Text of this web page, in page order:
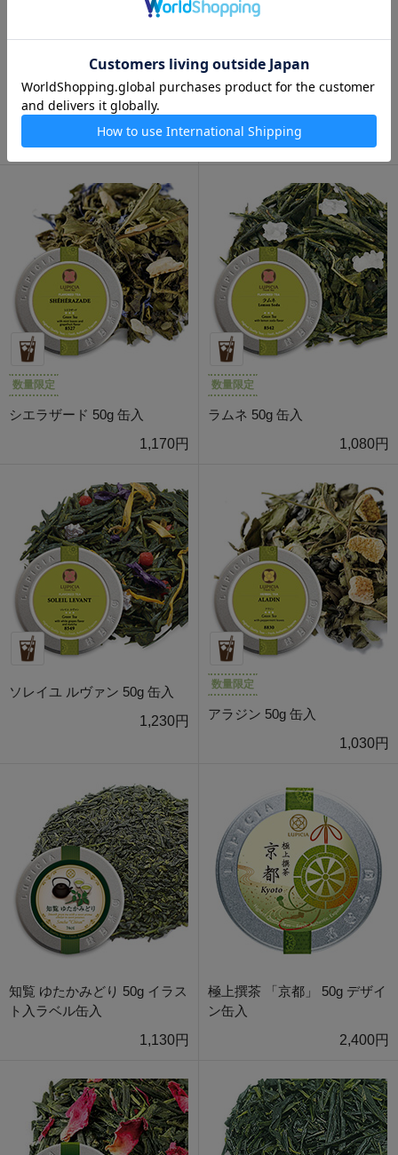
よろこび 50g 缶入
1,010円
ブラビッシモ！ 50g 缶入
1,080円
数量限定
シエラザード 50g 缶入
1,170円
数量限定
ラムネ 50g 缶入
1,080円
ソレイユ ルヴァン 50g 缶入
1,230円
数量限定
アラジン 50g 缶入
1,030円
知覧 ゆたかみどり 50g イラス
ト入ラベル缶入
1,130円
極上撰茶 「京都」 50g デザイ
ン缶入
2,400円